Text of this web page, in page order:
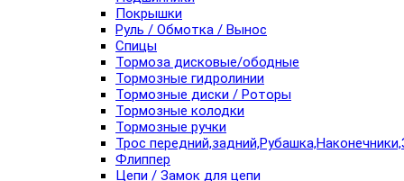
Покрышки
Руль / Обмотка / Вынос
Спицы
Тормоза дисковые/ободные
Тормозные гидролинии
Тормозные диски / Роторы
Тормозные колодки
Тормозные ручки
Трос
Флиппер
Цепи / Замок для цепи